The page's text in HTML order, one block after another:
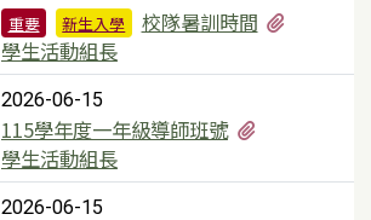
重要 新生入學 校隊暑訓時間
學生活動組長
2026-06-15
115學年度一年級導師班號
學生活動組長
2026-06-15